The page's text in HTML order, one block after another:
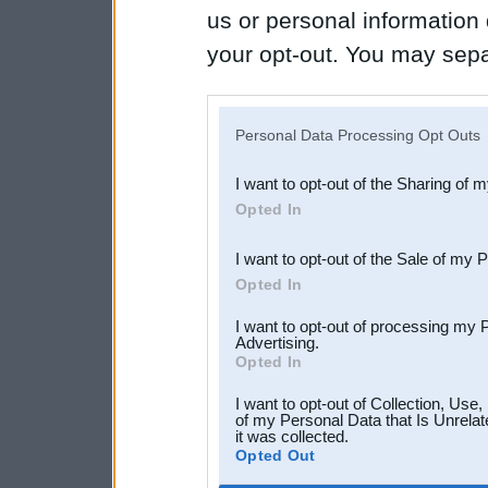
us or personal
your opt-out. You may
Downstream Participants
third parties.
Personal Data Processing Opt Outs
I want to opt-out of the Sharing of
Opted In
I want to opt-out of the Sale of my
Opted In
I want to opt-out of processing my
Advertising.
Opted In
I want to opt-out of Collection,
of my Personal Data that Is
it was collected.
Opted Out